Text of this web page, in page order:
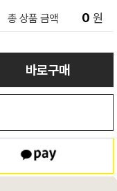
총 상품 금액 0 원
바로구매